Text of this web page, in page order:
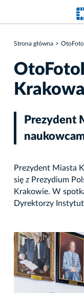
Strona główna
Krakowa
Prezydent
Prezydent Miasta
się z Prezydium
Krakowie. W
Dyrektorzy